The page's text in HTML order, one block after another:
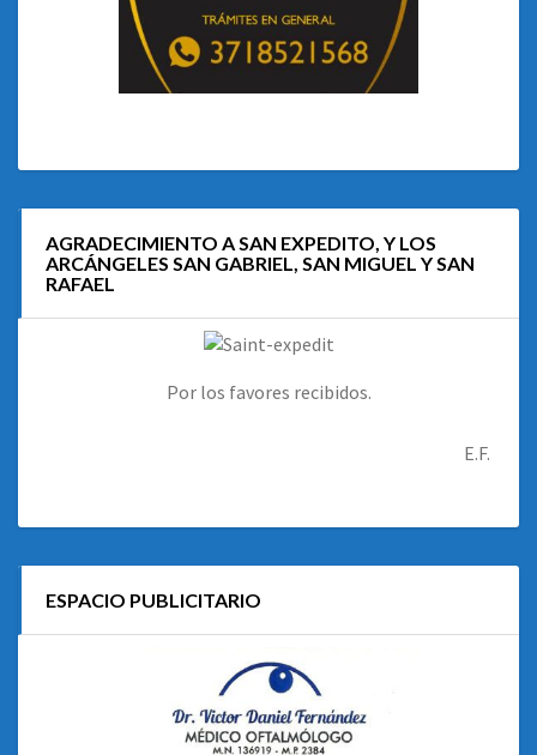
AGRADECIMIENTO A SAN EXPEDITO, Y LOS
ARCÁNGELES SAN GABRIEL, SAN MIGUEL Y SAN
RAFAEL
Por los favores recibidos.
E.F.
ESPACIO PUBLICITARIO